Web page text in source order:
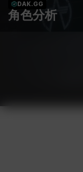
DAK.GG
角色分析